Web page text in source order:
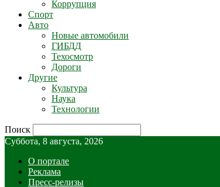
Коррупция
Спорт
Авто
Новые автомобили
ГИБДД
Техосмотр
Дороги
Другие
Культура
Наука
Технологии
Поиск
Суббота, 8 августа, 2026
О портале
Реклама
Пресс-релизы